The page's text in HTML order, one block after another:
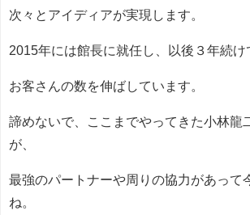
次々とアイディアが実現します。
2015年には館長に就任し、以後３年続け
お客さんの数を伸ばしています。
諦めないで、ここまでやってきた小林龍
が、
最強のパートナーや周りの協力があって
ね。